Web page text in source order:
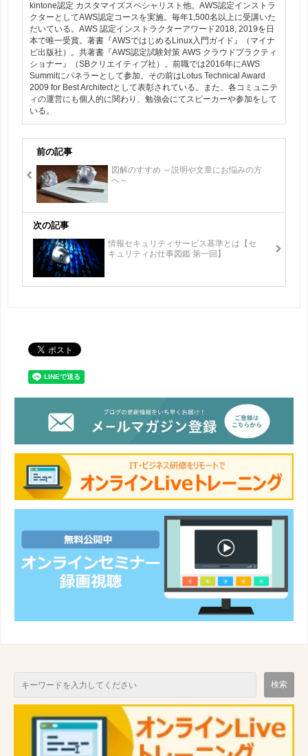
kintone認定 カスタマイズスペシャリスト他。AWS認定インストラ
クターとしてAWS認定コースを実施。毎年1,500名以上に受講いた
だいている。AWS 認定インストラクターアワード2018, 2019を日
本で唯一受賞。著書『AWSではじめるLinux入門ガイド』（マイナ
ビ出版社）。共著書『AWS認定試験対策 AWS クラウドプラクティ
ショナー』（SBクリエイティブ社）。前職では2016年にAWS
Summitにパネラーとして参加。その前はLotus Technical Award
2009 for Best Architectとして表彰されている。また、各コミュニテ
ィの運営にも個人的に関わり、勉強会にてスピーカーや参加をして
いる。
前の記事
図解のすすめ ～説明や文章にお悩みの方
へ～
次の記事
情報セキュリティサービス基準とは【セ
キュリティお仕事図鑑 第一回】